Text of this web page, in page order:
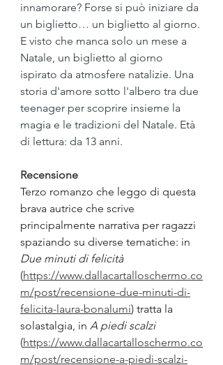
innamorare? Forse si può iniziare da
un biglietto… un biglietto al giorno.
E visto che manca solo un mese a
Natale, un biglietto al giorno
ispirato da atmosfere natalizie. Una
storia d'amore sotto l'albero tra due
teenager per scoprire insieme la
magia e le tradizioni del Natale. Età
di lettura: da 13 anni.
Recensione
Terzo romanzo che leggo di questa
brava autrice che scrive
principalmente narrativa per ragazzi
spaziando su diverse tematiche: in
Due minuti di felicità
(https://www.dallacartalloschermo.co
m/post/recensione-due-minuti-di-
felicita-laura-bonalumi) tratta la
solastalgia, in A piedi scalzi
(https://www.dallacartalloschermo.co
m/post/recensione-a-piedi-scalzi-